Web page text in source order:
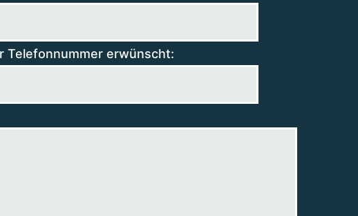
Telefonnummer erwünscht: